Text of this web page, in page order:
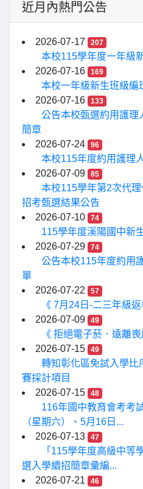
近月內熱門公告
2026-07-17 207
本校115學年度一年級
2026-07-16
169
本校一年級新生班級編
2026-07-16
133
公告本校甄選約用護理
簡章
2026-07-24
96
本校115年度約用護理
2026-07-09
85
本校115學年第2次代
招考甄選結果公告
2026-07-10
74
115學年度溪陽國中新
2026-07-29
74
公告本校115年度約用
單
2026-07-22
57
《 7月24日-二三年級
2026-07-09
49
《 拒絕電子菸．遠離喪
2026-07-15
49
轉知彰化區免試入學
賽採計項目
2026-07-15
48
116年國中教育會考考
（星期六）、5月16日...
2026-07-13
47
「115學年度高級中等
選入學續招簡章彙編...
2026-07-21
46